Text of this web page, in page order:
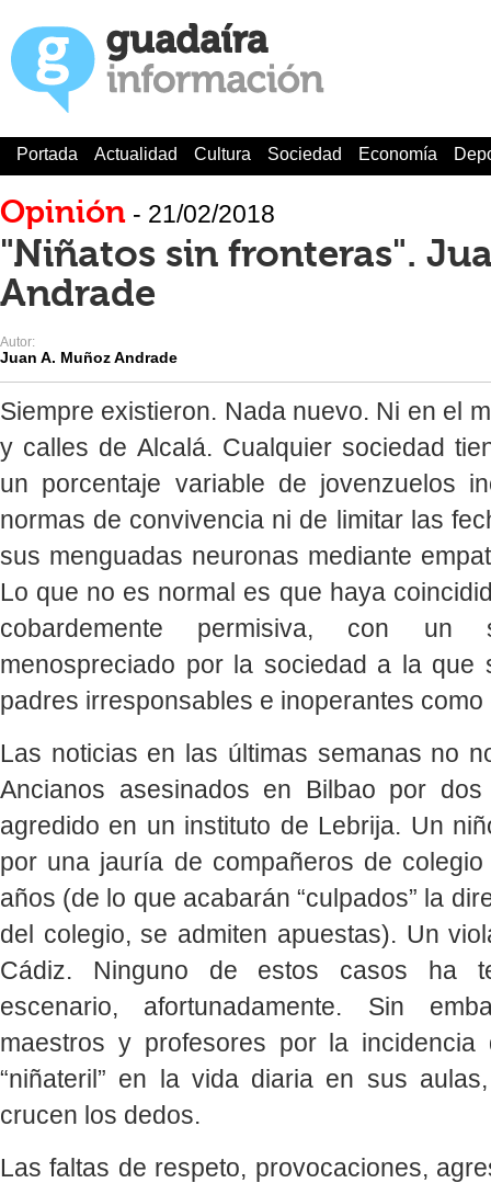
Portada Actualidad Cultura Sociedad Economía
Opinión - 21/02/2018
"Niñatos sin fronteras".
Andrade
Autor:
Juan A. Muñoz Andrade
Siempre existieron. Nada nuevo. Ni en el
y calles de Alcalá. Cualquier sociedad
un porcentaje variable de jovenzuelos
normas de convivencia ni de limitar las
sus menguadas neuronas mediante
Lo que no es normal es que haya
cobardemente permisiva, con un
menospreciado por la sociedad a la que
padres irresponsables e inoperantes
Las noticias en las últimas semanas no
Ancianos asesinados en Bilbao por
agredido en un instituto de Lebrija. Un
por una jauría de compañeros de
años (de lo que acabarán “culpados” la
del colegio, se admiten apuestas). Un
Cádiz. Ninguno de estos casos ha
escenario, afortunadamente. Sin
maestros y profesores por la incidencia
“niñateril” en la vida diaria en sus
crucen los dedos.
Las faltas de respeto, provocaciones,